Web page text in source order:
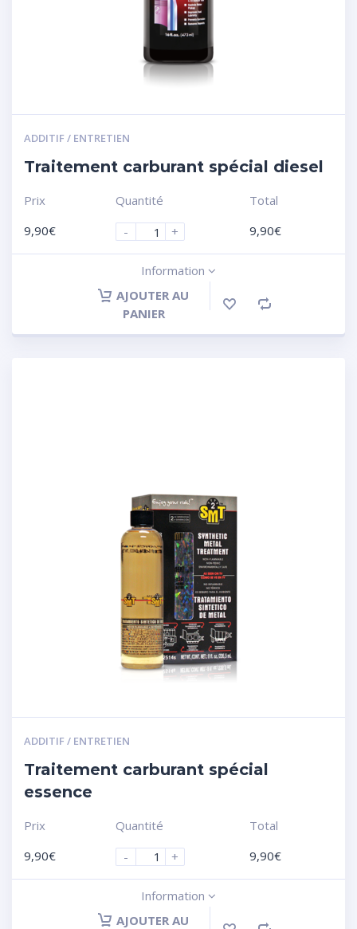
ADDITIF / ENTRETIEN
Traitement carburant spécial diesel
Prix
9,90€
Quantité
-
+
Total
9,90€
Information
AJOUTER AU
PANIER
ADDITIF / ENTRETIEN
Traitement carburant spécial
essence
Prix
9,90€
Quantité
-
+
Total
9,90€
Information
AJOUTER AU